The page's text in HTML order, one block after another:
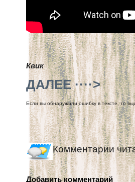
Квик
ДАЛЕЕ ····>
Если вы обнаружили ошибку в тексте, то
Комментарии
Добавить комментарий